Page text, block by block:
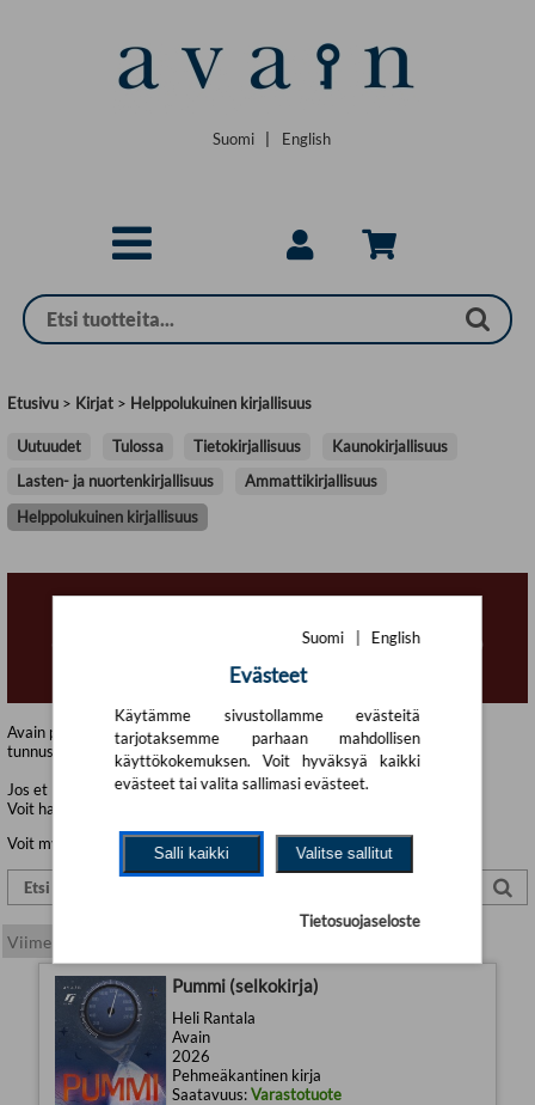
Suomi English
Etusivu > Kirjat > Helppolukuinen kirjallisuus
Uutuudet Tulossa Tietokirjallisuus
Kaunokirjallisuus
Lasten- ja nuortenkirjallisuus
Ammattikirjallisuus
Helppolukuinen kirjallisuus
Avain palkittiin syksyllä 2017Selkokeskuksen Seesam-palkinnolla
tunnustuksena selkokirjallisuuden edistämisestä.
Jos et löydä haluamaasi kirjaa tästä, hae kirja tuotehaustamme!
Voit hakea kirjan nimellä, kirjailijalla tai ISBN-koodilla.
Voit myös ottaa meihin yhteyttä:Yhteystiedot
Pummi (selkokirja)
Heli Rantala
Avain
2026
Pehmeäkantinen kirja
Saatavuus:Varastotuote
Suomi English
Evästeet
Käytämme sivustollamme evästeitä
tarjotaksemme parhaan mahdollisen
käyttökokemuksen. Voit hyväksyä kaikki
evästeet tai valita sallimasi evästeet.
Salli kaikki Valitse sallitut
Tietosuojaseloste